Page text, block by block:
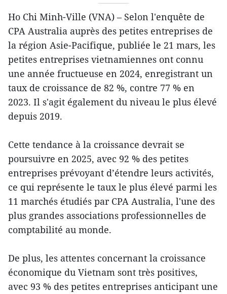
Ho Chi Minh-Ville (VNA) – Selon l'enquête de
CPA Australia auprès des petites entreprises de
la région Asie-Pacifique, publiée le 21 mars, les
petites entreprises vietnamiennes ont connu
une année fructueuse en 2024, enregistrant un
taux de croissance de 82 %, contre 77 % en
2023. Il s'agit également du niveau le plus élevé
depuis 2019.
Cette tendance à la croissance devrait se
poursuivre en 2025, avec 92 % des petites
entreprises prévoyant d’étendre leurs activités,
ce qui représente le taux le plus élevé parmi les
11 marchés étudiés par CPA Australia, l'une des
plus grandes associations professionnelles de
comptabilité au monde.
De plus, les attentes concernant la croissance
économique du Vietnam sont très positives,
avec 93 % des petites entreprises anticipant une